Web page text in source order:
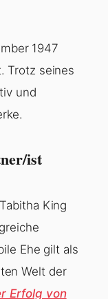
1947
Trotz seines
und
ist
King
Ehe gilt als
Welt der
Erfolg von